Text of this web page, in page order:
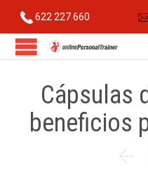
622 227 660
Cápsulas
beneficios
